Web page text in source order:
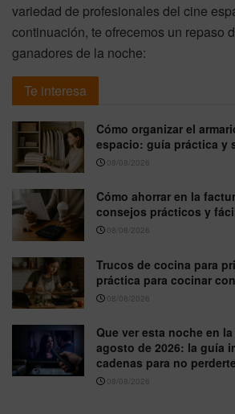
variedad de profesionales del cine
continuación, te ofrecemos un repaso
ganadores de la noche:
Te interesa
Cómo organizar el
espacio: guía práctica y
08/08/2026
Cómo ahorrar en la
consejos prácticos y
08/08/2026
Trucos de cocina para
práctica para cocinar
08/08/2026
Que ver esta noche en
agosto de 2026: la guía
cadenas para no
08/08/2026